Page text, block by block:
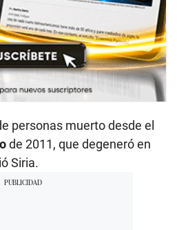
personas muerto desde el
de 2011, que degeneró en
Siria.